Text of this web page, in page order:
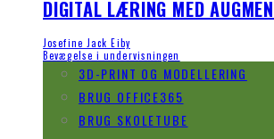
DIGITAL LÆRING MED
Josefine Jack Eiby
Bevægelse i undervisningen
3D-PRINT OG MODELLERING
BRUG OFFICE365
BRUG SKOLETUBE